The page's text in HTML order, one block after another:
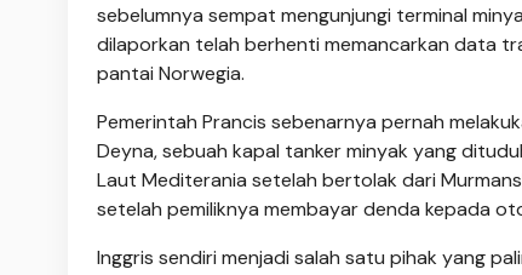
sebelumnya sempat mengunjungi terminal
dilaporkan telah berhenti memancarkan data
pantai Norwegia.
Pemerintah Prancis sebenarnya pernah
Deyna, sebuah kapal tanker minyak yang
Laut Mediterania setelah bertolak dari
setelah pemiliknya membayar denda kepada
Inggris sendiri menjadi salah satu pihak yang